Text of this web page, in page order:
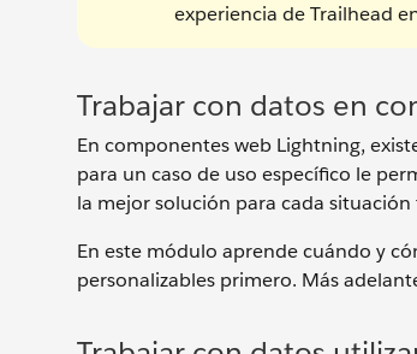
experiencia de Trailhead
Trabajar con datos en
En componentes web Lightning,
para un caso de uso específico le
la mejor solución para cada
En este módulo aprende cuándo y
personalizables primero. Más